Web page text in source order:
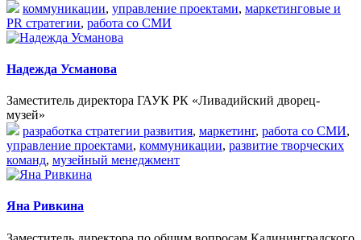
коммуникации, управление проектами, маркетинговые и
PR стратегии, работа со СМИ
Надежда Усманова
Заместитель директора ГАУК РК «Ливадийский дворец-
музей»
разработка стратегии развития, маркетинг, работа со СМИ,
управление проектами, коммуникации, развитие творческих
команд, музейный менеджмент
Яна Ривкина